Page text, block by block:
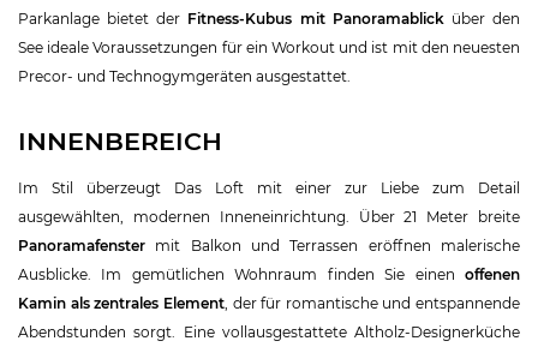
Parkanlage bietet der Fitness-Kubus mit Panoramablick über den
See ideale Voraussetzungen für ein Workout und ist mit den neuesten
Precor- und Technogymgeräten ausgestattet.
INNENBEREICH
Im Stil überzeugt Das Loft mit einer zur Liebe zum Detail
ausgewählten, modernen Inneneinrichtung. Über 21 Meter breite
Panoramafenster mit Balkon und Terrassen eröffnen malerische
Ausblicke. Im gemütlichen Wohnraum finden Sie einen offenen
Kamin als zentrales Element, der für romantische und entspannende
Abendstunden sorgt. Eine vollausgestattete Altholz-Designerküche